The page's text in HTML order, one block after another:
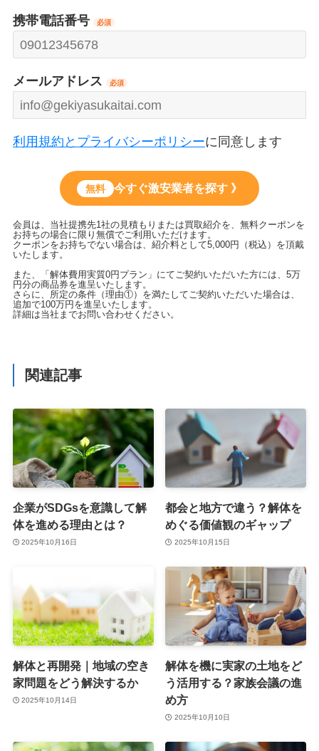
携帯電話番号 必須
メールアドレス 必須
利用規約とプライバシーポリシーに同意します
無料 今すぐ激安業者を探す 》
会員は、当社提携先1社の見積もりまたは買取紹介を、無料クーポンを
お持ちの場合に限り無償でご利用いただけます。
クーポンをお持ちでない場合は、紹介料として5,000円（税込）を頂戴
いたします。
また、「解体費用実質0円プラン」にてご契約いただいた方には、5万
円分の商品券を進呈いたします。
さらに、所定の条件（理由①）を満たしてご契約いただいた場合は、
追加で100万円を進呈いたします。
詳細は当社までお問い合わせください。
関連記事
企業がSDGsを意識して解
体を進める理由とは？
2025年10月16日
都会と地方で違う？解体を
めぐる価値観のギャップ
2025年10月15日
解体と再開発｜地域の空き
家問題をどう解決するか
2025年10月14日
解体を機に実家の土地をど
う活用する？家族会議の進
め方
2025年10月10日